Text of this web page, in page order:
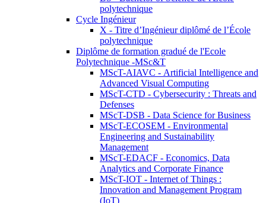
polytechnique
Cycle Ingénieur
X - Titre d’Ingénieur diplômé de l’École
polytechnique
Diplôme de formation gradué de l'Ecole
Polytechnique -MSc&T
MScT-AIAVC - Artificial Intelligence and
Advanced Visual Computing
MScT-CTD - Cybersecurity : Threats and
Defenses
MScT-DSB - Data Science for Business
MScT-ECOSEM - Environmental
Engineering and Sustainability
Management
MScT-EDACF - Economics, Data
Analytics and Corporate Finance
MScT-IOT - Internet of Things :
Innovation and Management Program
(IoT)